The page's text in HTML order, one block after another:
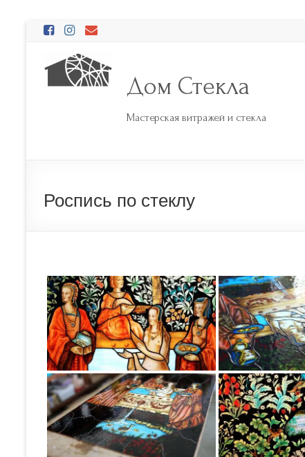
Перейти
содержимому
Дом Стекла
Мастерская витражей и стекла
Роспись по стеклу